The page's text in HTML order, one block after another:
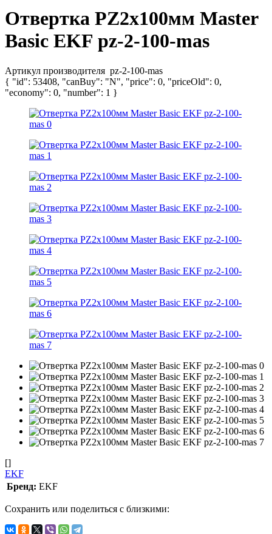
Отвертка PZ2х100мм Master
Basic EKF pz-2-100-mas
Артикул производителя pz-2-100-mas
{ "id": 53408, "canBuy": "N", "price": 0, "priceOld": 0,
"economy": 0, "number": 1 }
[]
EKF
Бренд: EKF
Сохранить или поделиться с близкими: